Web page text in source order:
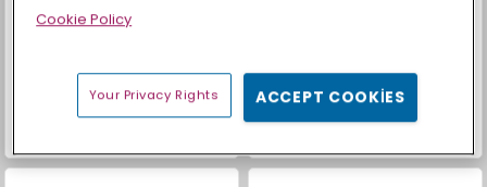
Cookie Policy
Your Privacy Rights ACCEPT COOKIES